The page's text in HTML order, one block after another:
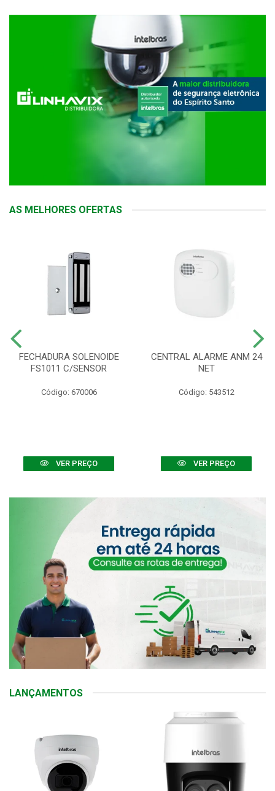
AS MELHORES OFERTAS
FECHADURA SOLENOIDE
FS1011 C/SENSOR
Código: 670006
VER PREÇO
CENTRAL ALARME ANM 24
NET
Código: 543512
VER PREÇO
LANÇAMENTOS